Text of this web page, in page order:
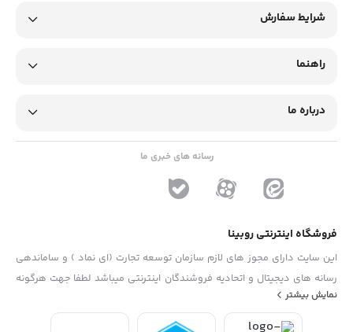
شرایط سفارش
راهنما
درباره ما
رسانه های خبری ما
فروشگاه اینترنتی روبینا
این سایت دارای مجوز های لازم سازمان توسعه تجارت (ای نماد ) و ساماندهی
رسانه های دیجیتال و اتحادیه فروشندگان اینترنتی میباشد لطفا جهت هرگونه
پیشنهاد ، انتفاد و یا شکایات از فرم "تماس با ما" استفاده نمایید . تلفن های
نمایش بیشتر